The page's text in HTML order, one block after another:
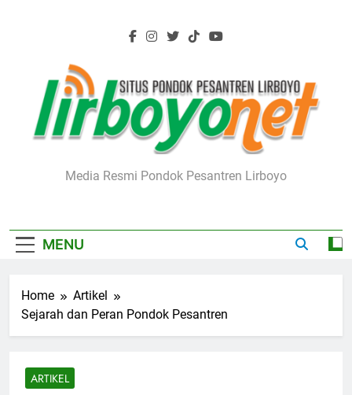
Lirboyo.net
Media Resmi Pondok Pesantren Lirboyo
MENU
Home
Artikel
Sejarah dan Peran Pondok Pesantren
ARTIKEL